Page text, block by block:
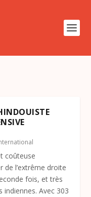
coûteuse
de l’extrême droite
fois, et très
Avec 303